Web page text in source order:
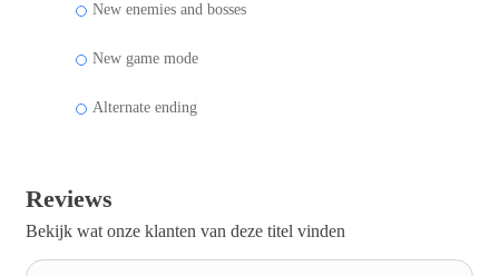
New enemies and bosses
New game mode
Alternate ending
Reviews
Bekijk wat onze klanten van deze titel vinden